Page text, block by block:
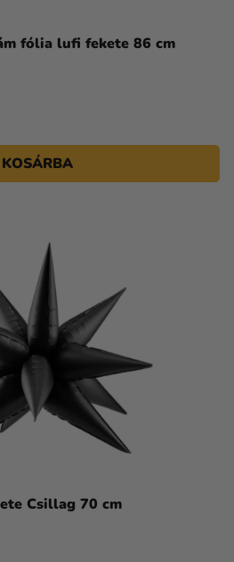
fólia lufi fekete 86 cm
KOSÁRBA
Csillag 70 cm